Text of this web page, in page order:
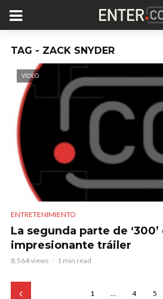
TAG - ZACK SNYDER
VIDEO
ENTRETENIMIENTO
La segunda parte de
impresionante tráiler
8.564 views 1 min read
1 … 4 5